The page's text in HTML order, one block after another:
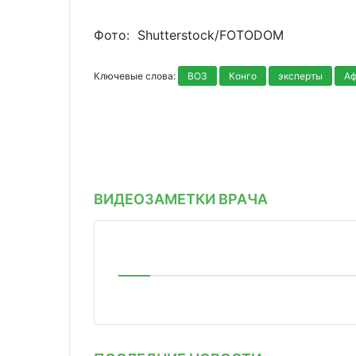
Фото: Shutterstoсk/FOTODOM
Ключевые слова: ВОЗ Конго эксперты
ВИДЕОЗАМЕТКИ ВРАЧА